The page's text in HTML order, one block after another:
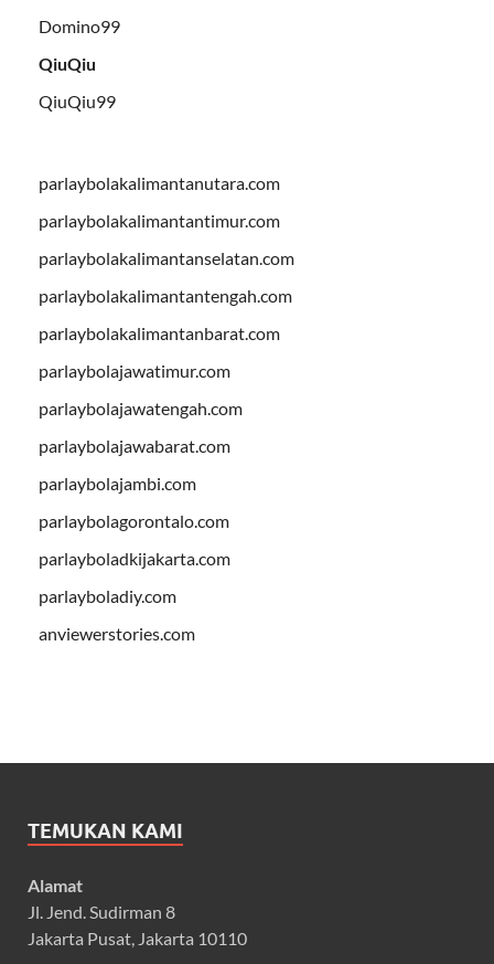
Domino99
QiuQiu
QiuQiu99
parlaybolakalimantanutara.com
parlaybolakalimantantimur.com
parlaybolakalimantanselatan.com
parlaybolakalimantantengah.com
parlaybolakalimantanbarat.com
parlaybolajawatimur.com
parlaybolajawatengah.com
parlaybolajawabarat.com
parlaybolajambi.com
parlaybolagorontalo.com
parlayboladkijakarta.com
parlayboladiy.com
anviewerstories.com
TEMUKAN KAMI
Alamat
Jl. Jend. Sudirman 8
Jakarta Pusat, Jakarta 10110